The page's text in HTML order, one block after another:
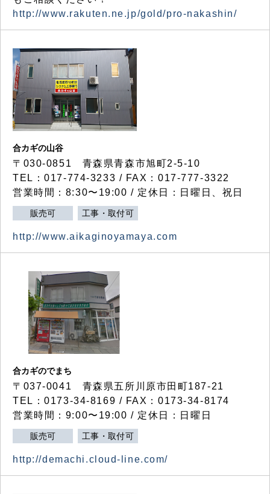
http://www.rakuten.ne.jp/gold/pro-nakashin/
合カギの山谷
〒030-0851 青森県青森市旭町2-5-10
TEL：017-774-3233 / FAX：017-777-3322
営業時間：8:30〜19:00 / 定休日：日曜日、祝日
販売可 工事・取付可
http://www.aikaginoyamaya.com
合カギのでまち
〒037-0041 青森県五所川原市田町187-21
TEL：0173-34-8169 / FAX：0173-34-8174
営業時間：9:00〜19:00 / 定休日：日曜日
販売可 工事・取付可
http://demachi.cloud-line.com/